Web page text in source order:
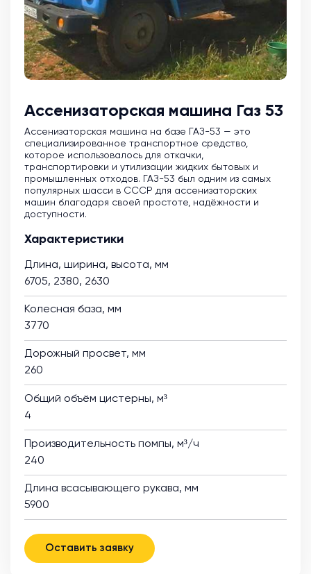
Ассенизаторская машина Газ 53
Ассенизаторская машина на базе ГАЗ-53 — это
специализированное транспортное средство,
которое использовалось для откачки,
транспортировки и утилизации жидких бытовых и
промышленных отходов. ГАЗ-53 был одним из самых
популярных шасси в СССР для ассенизаторских
машин благодаря своей простоте, надёжности и
доступности.
Характеристики
Длина, ширина, высота, мм
6705, 2380, 2630
Колесная база, мм
3770
Дорожный просвет, мм
260
Общий объём цистерны, м³
4
Производительность помпы, м³/ч
240
Длина всасывающего рукава, мм
5900
Оставить заявку